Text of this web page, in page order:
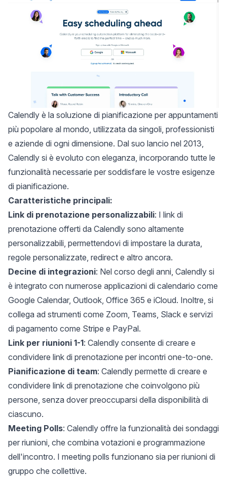
Calendly è la soluzione di pianificazione per appuntamenti
più popolare al mondo, utilizzata da singoli, professionisti
e aziende di ogni dimensione. Dal suo lancio nel 2013,
Calendly si è evoluto con eleganza, incorporando tutte le
funzionalità necessarie per soddisfare le vostre esigenze
di pianificazione.
Caratteristiche principali:
Link di prenotazione personalizzabili: I link di
prenotazione offerti da Calendly sono altamente
personalizzabili, permettendovi di impostare la durata,
regole personalizzate, redirect e altro ancora.
Decine di integrazioni: Nel corso degli anni, Calendly si
è integrato con numerose applicazioni di calendario come
Google Calendar, Outlook, Office 365 e iCloud. Inoltre, si
collega ad strumenti come Zoom, Teams, Slack e servizi
di pagamento come Stripe e PayPal.
Link per riunioni 1-1: Calendly consente di creare e
condividere link di prenotazione per incontri one-to-one.
Pianificazione di team: Calendly permette di creare e
condividere link di prenotazione che coinvolgono più
persone, senza dover preoccuparsi della disponibilità di
ciascuno.
Meeting Polls: Calendly offre la funzionalità dei sondaggi
per riunioni, che combina votazioni e programmazione
dell'incontro. I meeting polls funzionano sia per riunioni di
gruppo che collettive.